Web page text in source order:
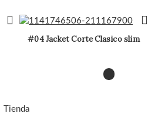
#04 Jacket Corte Clasico slim
Tienda